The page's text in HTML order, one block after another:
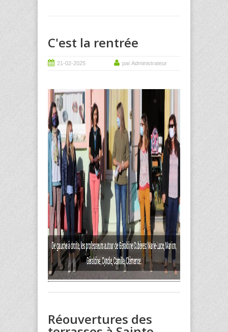
C'est la rentrée
21-02-2025 par Administrateur
Réouvertures des